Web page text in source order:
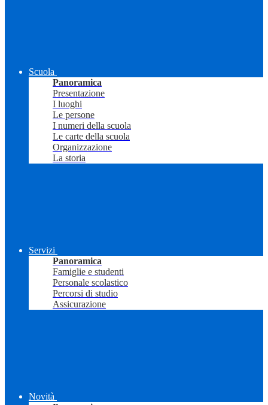
Scuola
Panoramica
Presentazione
I luoghi
Le persone
I numeri della scuola
Le carte della scuola
Organizzazione
La storia
Servizi
Panoramica
Famiglie e studenti
Personale scolastico
Percorsi di studio
Assicurazione
Novità